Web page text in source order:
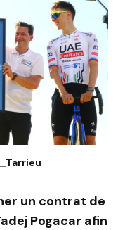
un contrat de
Pogacar afin